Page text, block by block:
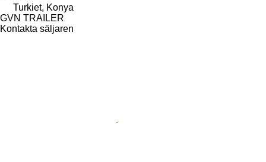
Turkiet, Konya
GVN TRAILER
Kontakta säljaren